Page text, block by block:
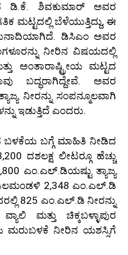
ಡಿ.ಕೆ. ಶಿವಕುಮಾರ್ ಅವರ
ಮಟ್ಟದಲ್ಲಿ ಬೆಳೆಯುತ್ತಿದ್ದು, ಈ
ಡಿಸಿಎಂ ಅವರ
ನೀರಿನ ವಿಷಯದಲ್ಲಿ
ಅಂತಾರಾಷ್ಟ್ರೀಯ ಮಟ್ಟದ
ಬದ್ಧರಾಗಿದ್ದೇವೆ. ಅವರ
ನೀರನ್ನು ಸಂಪನ್ಮೂಲವಾಗಿ
ಇಡುತ್ತಿದೆ ಎಂದರು.
ಬಳಕೆಯ ಬಗ್ಗೆ ಮಾಹಿತಿ ನೀಡಿದ
ದಶಲಕ್ಷ ಲೀಟರ್‍ಗೂ ಹೆಚ್ಚು
ಎಂ.ಎಲ್.ಡಿಯಷ್ಟು ತ್ಯಾಜ್ಯ
ಜಲಮಂಡಳಿ 2,348 ಎಂ.ಎಲ್.ಡಿ
825 ಎಂ.ಎಲ್.ಡಿ ನೀರನ್ನು
ಮತ್ತು ಚಿಕ್ಕಬಳ್ಳಾಪುರ
ಮರುಬಳಕೆ ನೀರಿನ ಯಶಸ್ಸಿಗೆ